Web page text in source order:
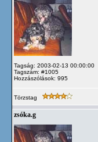
Tagság: 2003-02-13 00:00:00
Tagszám: #1005
Hozzászólások: 995
Törzstag
zsóka.g